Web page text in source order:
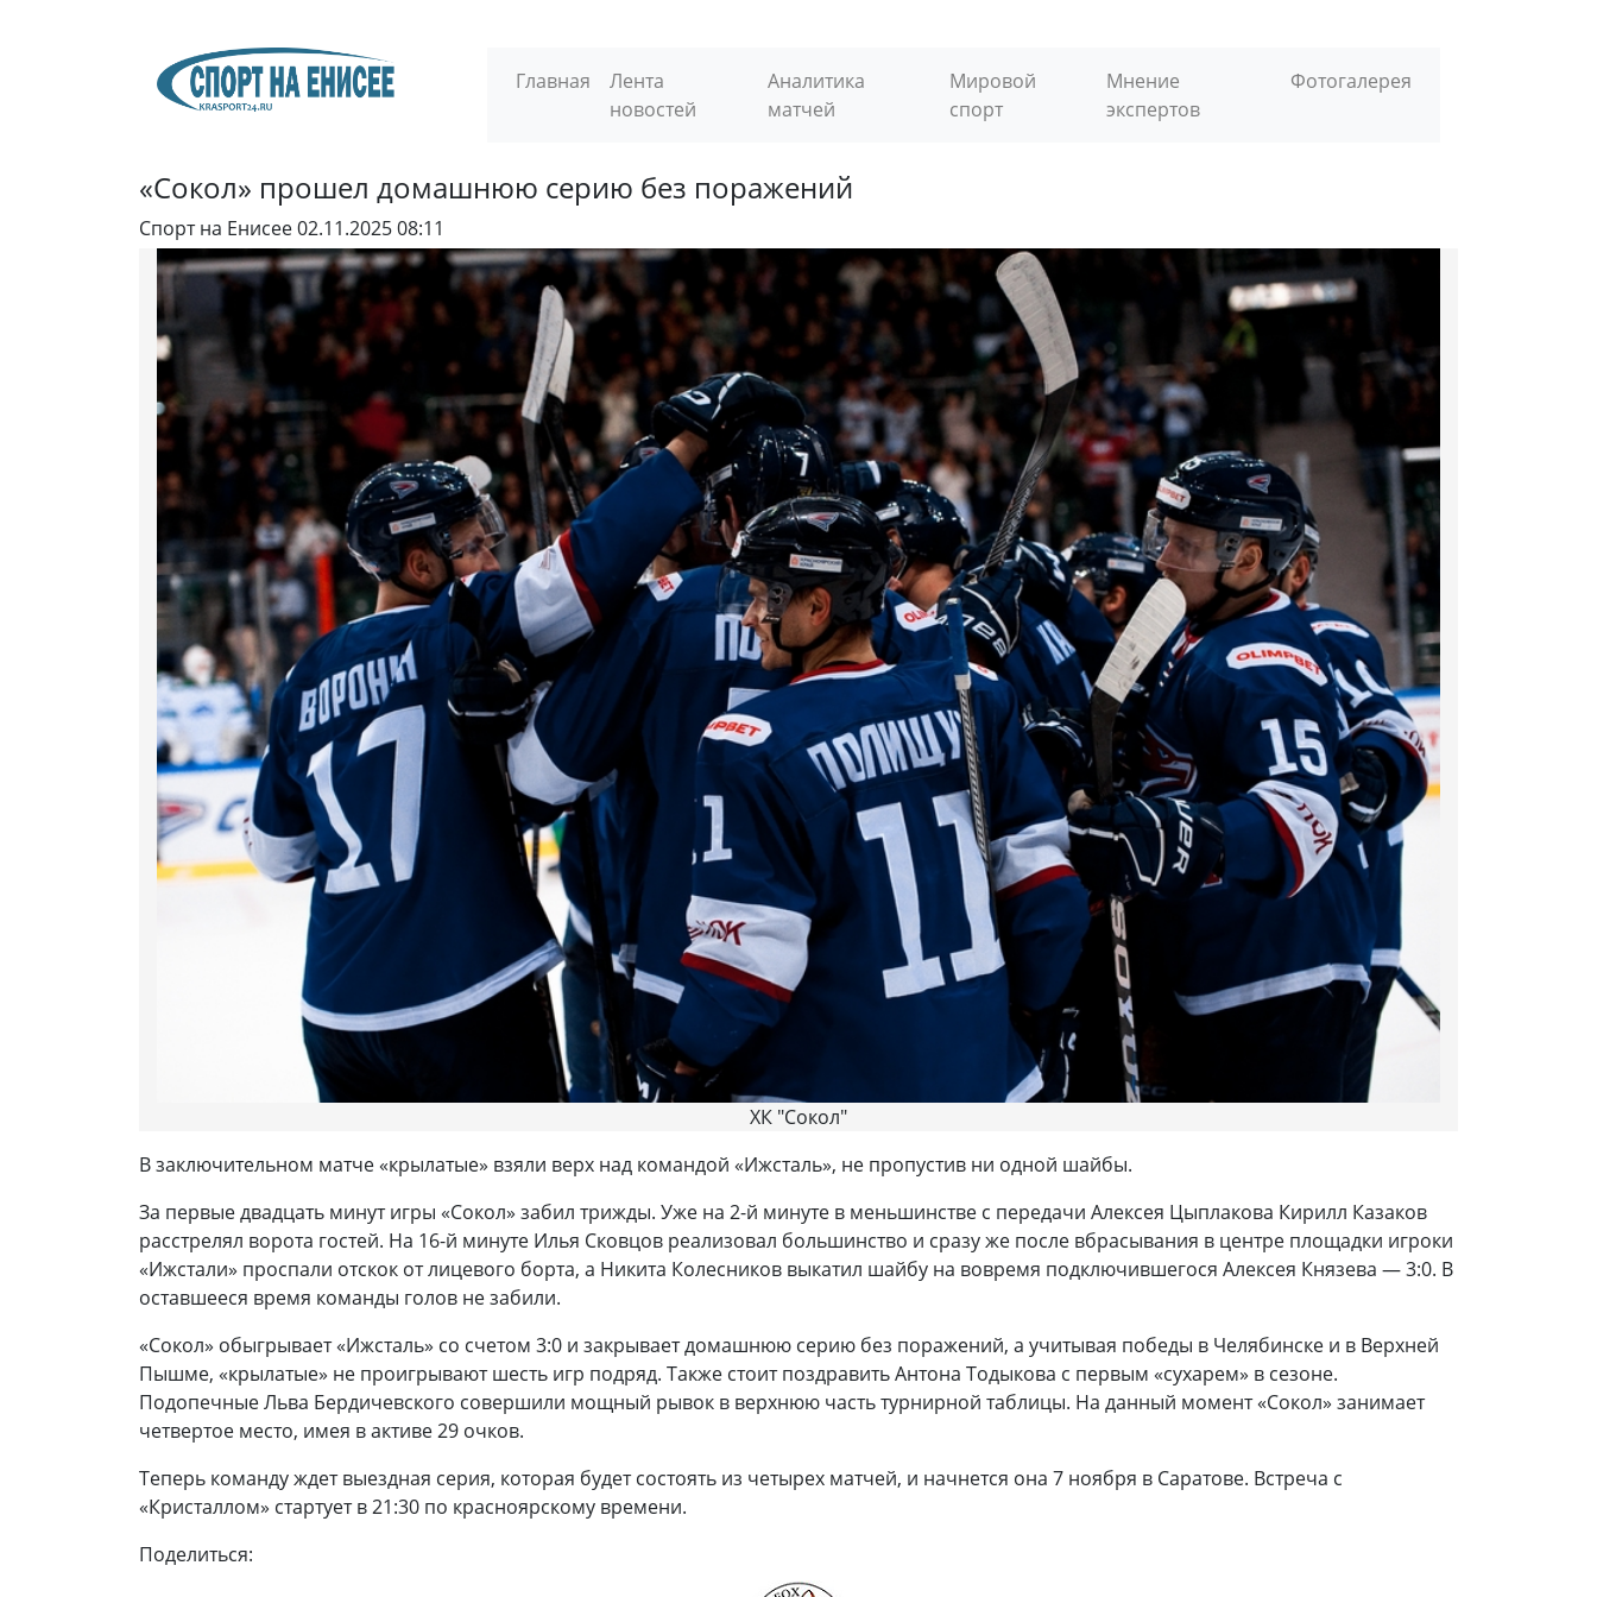
Главная
Лента
новостей
Аналитика
матчей
Мировой
спорт
Мнение
экспертов
Фотогалерея
«Сокол» прошел домашнюю серию без поражений
Спорт на Енисее02.11.2025 08:11
ХК "Сокол"
В заключительном матче «крылатые» взяли верх над командой «Ижсталь», не пропустив ни одной шайбы.
За первые двадцать минут игры «Сокол» забил трижды. Уже на 2-й минуте в меньшинстве с передачи Алексея Цыплакова Кирилл Казаков
расстрелял ворота гостей. На 16-й минуте Илья Сковцов реализовал большинство и сразу же после вбрасывания в центре площадки игроки
«Ижстали» проспали отскок от лицевого борта, а Никита Колесников выкатил шайбу на вовремя подключившегося Алексея Князева — 3:0. В
оставшееся время команды голов не забили.
«Сокол» обыгрывает «Ижсталь» со счетом 3:0 и закрывает домашнюю серию без поражений, а учитывая победы в Челябинске и в Верхней
Пышме, «крылатые» не проигрывают шесть игр подряд. Также стоит поздравить Антона Тодыкова с первым «сухарем» в сезоне.
Подопечные Льва Бердичевского совершили мощный рывок в верхнюю часть турнирной таблицы. На данный момент «Сокол» занимает
четвертое место, имея в активе 29 очков.
Теперь команду ждет выездная серия, которая будет состоять из четырех матчей, и начнется она 7 ноября в Саратове. Встреча с
«Кристаллом» стартует в 21:30 по красноярскому времени.
Поделиться: